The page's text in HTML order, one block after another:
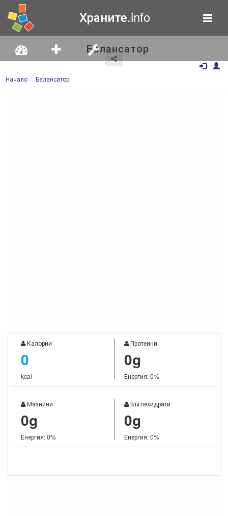
Храните.info
Балансатор
Начало Балансатор
Калории
0
kcal
Протеини
0g
Енергия: 0%
Мазнини
0g
Енергия: 0%
Въглехидрати
0g
Енергия: 0%